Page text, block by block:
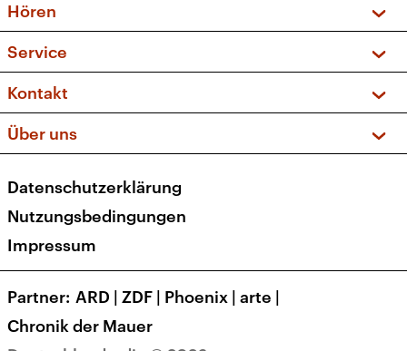
Sendungen und Podcasts
Musikliste
Kakadu – Das Kinderprogramm
Hören
Frequenzen (UKW + DAB+)
Service
FAQ
Apps
Newsletter
Veranstaltungen
Kontakt
Social Media
Über uns
Presse
Karriere
Transparenz
Datenschutzerklärung
Nutzungsbedingungen
Impressum
Partner ARD | ZDF | Phoenix | arte |
Chronik der Mauer